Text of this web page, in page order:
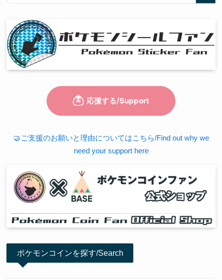
🤝ご支援のお願いと理由についてはこちら/Find out why we
need your support here
ポケモンコインを探す/Search